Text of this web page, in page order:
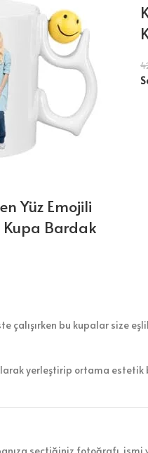
Yüz Emojili
Kupa Bardak
bu kupalar size
yerleştirip ortama